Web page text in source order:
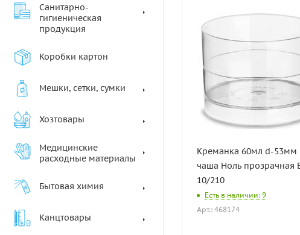
Санитарно-
гигиеническая
продукция
Коробки картон
Мешки, сетки, сумки
Хозтовары
Медицинские
расходные материалы
Бытовая химия
Канцтовары
Креманка 60мл d-53мм
чаша Ноль прозрачная
10/210
Есть в наличии: 9
Арт.: 468174